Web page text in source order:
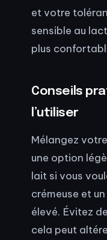
et votre
sensible au
plus
Conseils
l’utiliser
Mélangez
une option
lait si vous
crémeuse et
élevé. Évitez
cela peut